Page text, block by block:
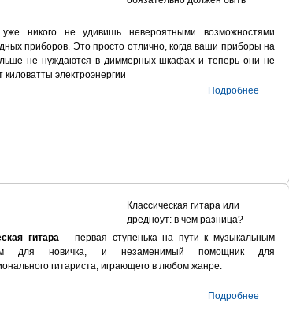
никого не удивишь невероятными возможностями
приборов. Это просто отлично, когда ваши приборы на
не нуждаются в диммерных шкафах и теперь они не
электроэнергии
Подробнее
Классическая гитара или
дредноут: в чем разница?
гитара – первая ступенька на пути к музыкальным
для новичка, и незаменимый помощник для
гитариста, играющего в любом жанре.
Подробнее